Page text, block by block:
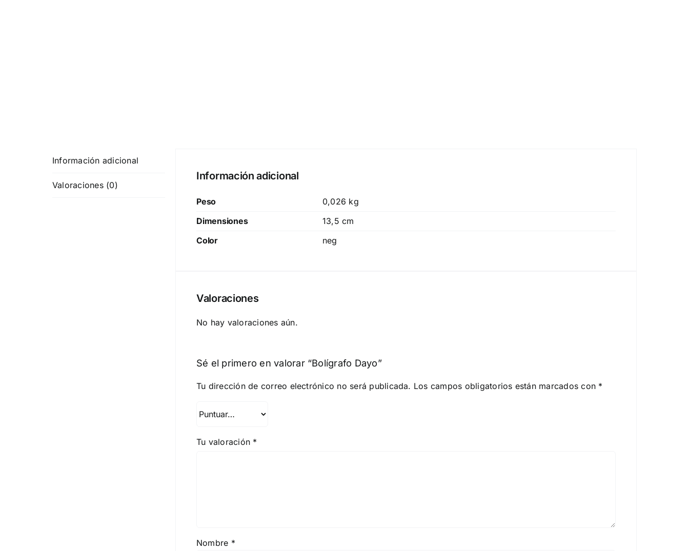
Información adicional
Valoraciones (0)
Información adicional
Peso
0,026 kg
Dimensiones
13,5 cm
Color
neg
Valoraciones
No hay valoraciones aún.
Sé el primero en valorar “Bolígrafo Dayo”
Tu dirección de correo electrónico no será publicada. Los campos obligatorios están marcados con *
Tu valoración *
Nombre *